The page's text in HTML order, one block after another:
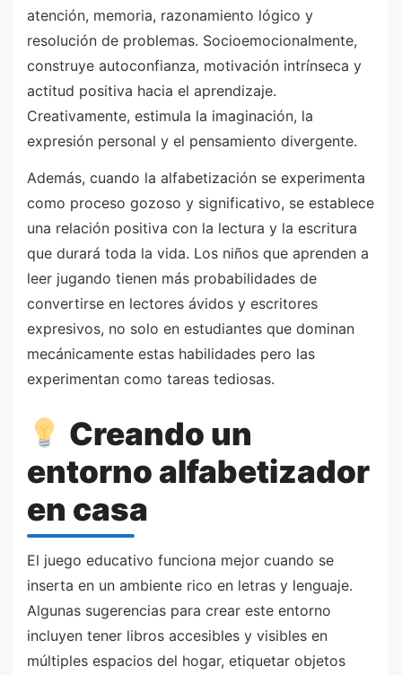
atención, memoria, razonamiento lógico y
resolución de problemas. Socioemocionalmente,
construye autoconfianza, motivación intrínseca y
actitud positiva hacia el aprendizaje.
Creativamente, estimula la imaginación, la
expresión personal y el pensamiento divergente.
Además, cuando la alfabetización se experimenta
como proceso gozoso y significativo, se establece
una relación positiva con la lectura y la escritura
que durará toda la vida. Los niños que aprenden a
leer jugando tienen más probabilidades de
convertirse en lectores ávidos y escritores
expresivos, no solo en estudiantes que dominan
mecánicamente estas habilidades pero las
experimentan como tareas tediosas.
Creando un
entorno alfabetizador
en casa
El juego educativo funciona mejor cuando se
inserta en un ambiente rico en letras y lenguaje.
Algunas sugerencias para crear este entorno
incluyen tener libros accesibles y visibles en
múltiples espacios del hogar, etiquetar objetos